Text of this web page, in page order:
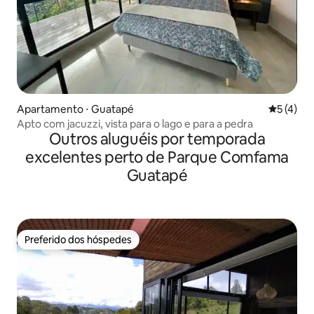
Apartamento ⋅ Guatapé 5 de
5 (4)
Apto com jacuzzi, vista para o lago e para a pedra
Outros aluguéis por temporada
excelentes perto de Parque Comfama
Guatapé
Preferido dos hóspedes
Preferido dos hóspedes